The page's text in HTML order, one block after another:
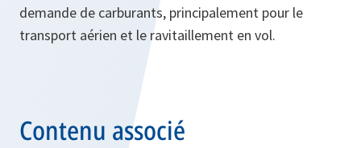
demande de carburants, principalement pour le
transport aérien et le ravitaillement en vol.
Contenu associé